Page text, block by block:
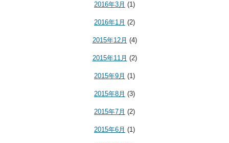
2016年3月 (1)
2016年1月 (2)
2015年12月 (4)
2015年11月 (2)
2015年9月 (1)
2015年8月 (3)
2015年7月 (2)
2015年6月 (1)